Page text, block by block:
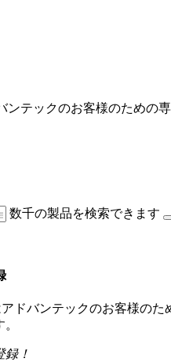
ンテックのお客様のため
数千の製品を検索できます
アドバンテックのお客様の
録！